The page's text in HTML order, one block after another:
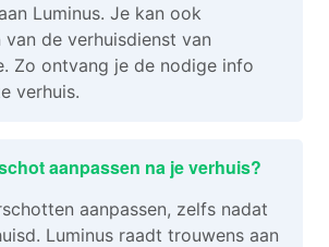
Luminus. Je kan ook
de verhuisdienst van
Zo ontvang je de nodige info
verhuis.
aanpassen na je verhuis?
aanpassen, zelfs nadat
Luminus raadt trouwens aan